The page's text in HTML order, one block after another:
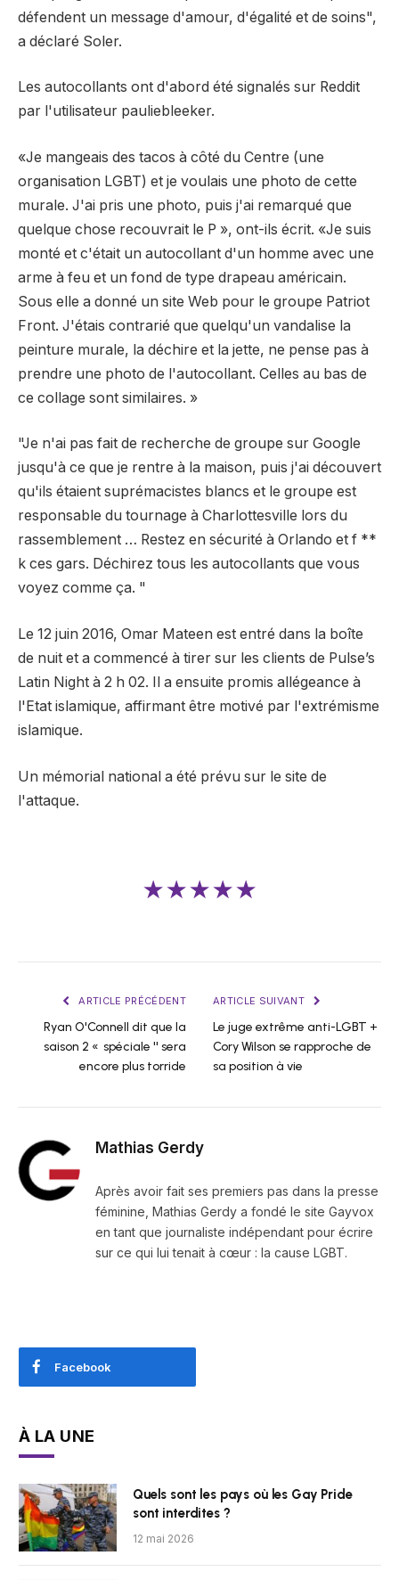
défendent un message d'amour, d'égalité et de soins",
a déclaré Soler.
Les autocollants ont d'abord été signalés sur Reddit
par l'utilisateur pauliebleeker.
«Je mangeais des tacos à côté du Centre (une
organisation LGBT) et je voulais une photo de cette
murale. J'ai pris une photo, puis j'ai remarqué que
quelque chose recouvrait le P », ont-ils écrit. «Je suis
monté et c'était un autocollant d'un homme avec une
arme à feu et un fond de type drapeau américain.
Sous elle a donné un site Web pour le groupe Patriot
Front. J'étais contrarié que quelqu'un vandalise la
peinture murale, la déchire et la jette, ne pense pas à
prendre une photo de l'autocollant. Celles au bas de
ce collage sont similaires. »
"Je n'ai pas fait de recherche de groupe sur Google
jusqu'à ce que je rentre à la maison, puis j'ai découvert
qu'ils étaient suprémacistes blancs et le groupe est
responsable du tournage à Charlottesville lors du
rassemblement … Restez en sécurité à Orlando et f **
k ces gars. Déchirez tous les autocollants que vous
voyez comme ça. "
Le 12 juin 2016, Omar Mateen est entré dans la boîte
de nuit et a commencé à tirer sur les clients de Pulse’s
Latin Night à 2 h 02. Il a ensuite promis allégeance à
l'Etat islamique, affirmant être motivé par l'extrémisme
islamique.
Un mémorial national a été prévu sur le site de
l'attaque.
★★★★★
ARTICLE PRÉCÉDENT
Ryan O'Connell dit que la
saison 2 « spéciale '' sera
encore plus torride
ARTICLE SUIVANT
Le juge extrême anti-LGBT +
Cory Wilson se rapproche de
sa position à vie
Mathias Gerdy
Après avoir fait ses premiers pas dans la presse
féminine, Mathias Gerdy a fondé le site Gayvox
en tant que journaliste indépendant pour écrire
sur ce qui lui tenait à cœur : la cause LGBT.
Facebook
À LA UNE
Quels sont les pays où les Gay Pride
sont interdites ?
12 mai 2026